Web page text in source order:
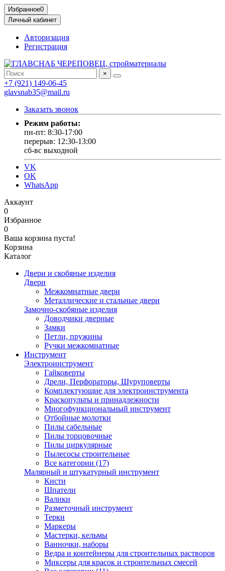
Избранное0
Личный кабинет
Авторизация
Регистрация
×
+7 (921) 149-06-45
glavsnab35@mail.ru
Заказать звонок
Режим работы:
пн-пт: 8:30-17:00
перерыв: 12:30-13:00
сб-вс выходной
VK
OK
WhatsApp
Аккаунт
0
Избранное
0
Ваша корзина пуста!
Корзина
Каталог
Двери и скобяные изделия
Двери
Межкомнатные двери
Металлические и стальные двери
Замочно-скобяные изделия
Доводчики дверные
Замки
Петли, пружины
Ручки межкомнатные
Инструмент
Электроинструмент
Гайковерты
Дрели, Перфораторы, Шуруповерты
Комплектующие для электроинструмента
Краскопульты и принадлежности
Многофункциональный инструмент
Отбойные молотки
Пилы сабельные
Пилы торцовочные
Пилы циркулярные
Пылесосы строительные
Все категории (17)
Малярный и штукатурный инструмент
Кисти
Шпатели
Валики
Разметочный инструмент
Терки
Маркеры
Мастерки, кельмы
Ванночки, наборы
Ведра и контейнеры для строительных растворов
Миксеры для красок и строительных смесей